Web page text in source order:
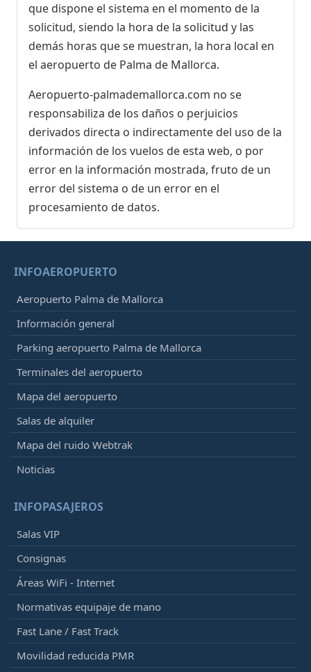
que dispone el sistema en el momento de la
solicitud, siendo la hora de la solicitud y las
demás horas que se muestran, la hora local en
el aeropuerto de Palma de Mallorca.
Aeropuerto-palmademallorca.com no se
responsabiliza de los daños o perjuicios
derivados directa o indirectamente del uso de la
información de los vuelos de esta web, o por
error en la información mostrada, fruto de un
error del sistema o de un error en el
procesamiento de datos.
INFOAEROPUERTO
Aeropuerto Palma de Mallorca
Información general
Parking aeropuerto Palma de Mallorca
Terminales del aeropuerto
Mapa del aeropuerto
Salas de alquiler
Mapa del ruido Webtrak
Noticias
INFOPASAJEROS
Salas VIP
Consignas
Áreas WiFi - Internet
Normativas equipaje de mano
Fast Lane / Fast Track
Movilidad reducida PMR